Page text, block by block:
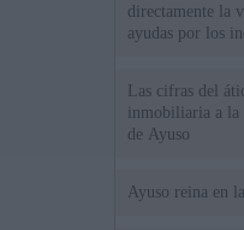
directamente la
ayudas por los
Las cifras del
inmobiliaria a la
de Ayuso
Ayuso reina en